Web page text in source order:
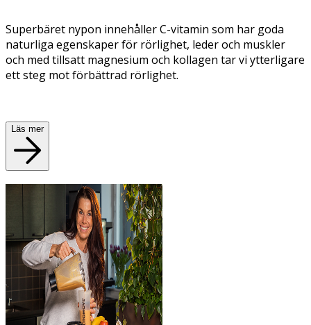
Superbäret nypon innehåller C-vitamin som har goda
naturliga egenskaper för rörlighet, leder och muskler
och med tillsatt magnesium och kollagen tar vi ytterligare
ett steg mot förbättrad rörlighet.
Läs mer